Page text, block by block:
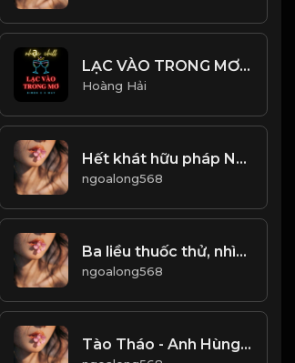
LẠC VÀO TRONG MƠ - Simon C x Wuy - NHẠC CHILL HOT TIKTOK
Hoàng Hải
Hết khát hữu pháp Như giấc mơ hão huyền...! Đạo
ngoalong568
Ba liều thuốc thử, nhìn rõ lòng người! & Đạo
ngoalong568
Tào Tháo - Anh Hùng Hay Gian Hùng! & Đạo